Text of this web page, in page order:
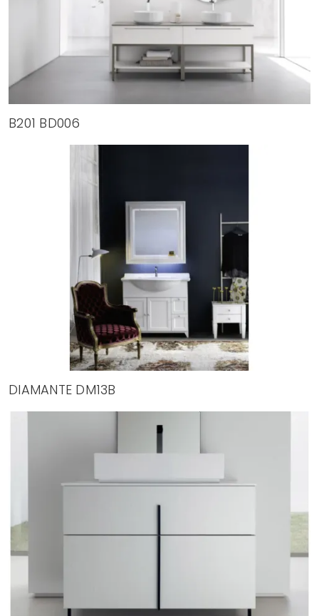
B201 BD006
DIAMANTE DM13B